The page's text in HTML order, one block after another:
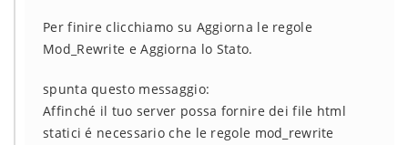
Per finire clicchiamo su Aggiorna le regole
Mod_Rewrite e Aggiorna lo Stato.
spunta questo messaggio:
Affinché il tuo server possa fornire dei file html
statici é necessario che le regole mod_rewrite